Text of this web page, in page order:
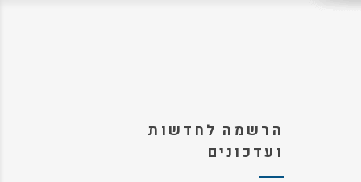
הרשמה לחדשות
ועדכונים